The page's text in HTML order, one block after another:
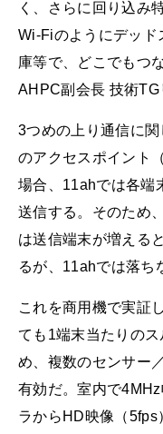
く、さらに回り込み
Wi-Fiのようにデッド
庫等で、どこでもつ
AHPC副会長 技術TG
3つめの上り通信に
のアクセスポイント
場合、11ahでは各端
送信する。そのため
は送信端末が増える
るが、11ahでは落ち
これを商用機で実証
ても1端末当たりの
め、複数のセンサー
有効だ。室内で
ラからHD映像（5fps